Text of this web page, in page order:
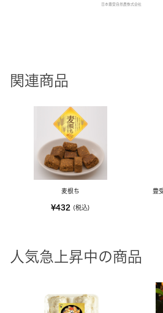
日本豊受自然農株式会社
関連商品
麦根ち
¥432 (税込)
豊
人気急上昇中の商品